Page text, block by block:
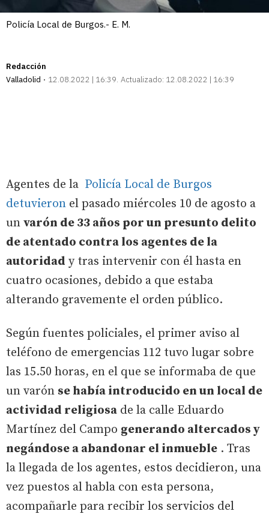
Policía Local de Burgos.- E. M.
Redacción
Valladolid
12.08.2022 | 16:39 Actualizado: 12.08.2022 | 16:39
Agentes de la Policía Local de Burgos
detuvieron el pasado miércoles 10 de agosto a
un varón de 33 años por un presunto delito
de atentado contra los agentes de la
autoridad y tras intervenir con él hasta en
cuatro ocasiones, debido a que estaba
alterando gravemente el orden público.
Según fuentes policiales, el primer aviso al
teléfono de emergencias 112 tuvo lugar sobre
las 15.50 horas, en el que se informaba de que
un varón se había introducido en un local de
actividad religiosa de la calle Eduardo
Martínez del Campo generando altercados y
negándose a abandonar el inmueble . Tras
la llegada de los agentes, estos decidieron, una
vez puestos al habla con esta persona,
acompañarle para recibir los servicios del